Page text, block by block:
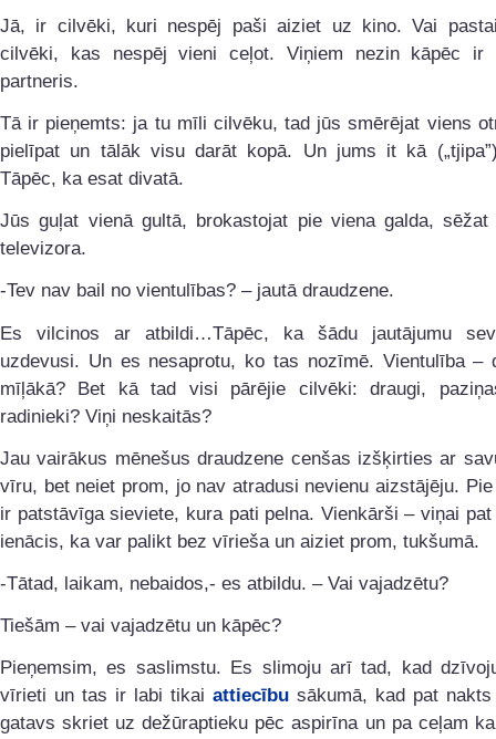
Jā, ir cilvēki, kuri nespēj paši aiziet uz kino. Vai
cilvēki, kas nespēj vieni ceļot. Viņiem nezin kāpēc ir
partneris.
Tā ir pieņemts: ja tu mīli cilvēku, tad jūs smērējat viens
pielīpat un tālāk visu darāt kopā. Un jums it kā
Tāpēc, ka esat divatā.
Jūs guļat vienā gultā, brokastojat pie viena galda, sēžat
televizora.
-Tev nav bail no vientulības? – jautā draudzene.
Es vilcinos ar atbildi…Tāpēc, ka šādu jautājumu
uzdevusi. Un es nesaprotu, ko tas nozīmē. Vientulība –
mīļākā? Bet kā tad visi pārējie cilvēki: draugi,
radinieki? Viņi neskaitās?
Jau vairākus mēnešus draudzene cenšas izšķirties ar
vīru, bet neiet prom, jo nav atradusi nevienu aizstājēju.
ir patstāvīga sieviete, kura pati pelna. Vienkārši – viņai
ienācis, ka var palikt bez vīrieša un aiziet prom, tukšumā.
-Tātad, laikam, nebaidos,- es atbildu. – Vai vajadzētu?
Tiešām – vai vajadzētu un kāpēc?
Pieņemsim, es saslimstu. Es slimoju arī tad, kad
vīrieti un tas ir labi tikai attiecību sākumā, kad pat
gatavs skriet uz dežūraptieku pēc aspirīna un pa ceļam